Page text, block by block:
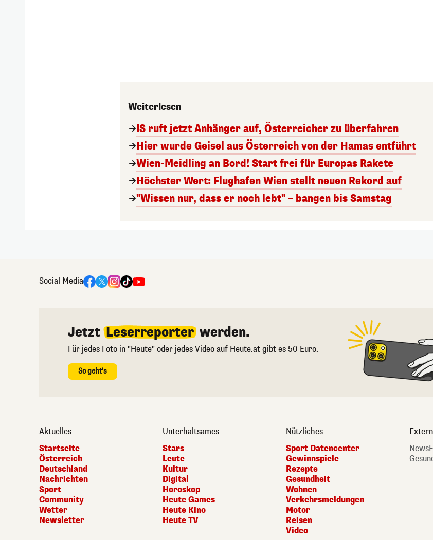
Weiterlesen
IS ruft jetzt Anhänger auf, Österreicher zu überfahren
Hier wurde Geisel aus Österreich von der Hamas entführt
Wien-Meidling an Bord! Start frei für Europas Rakete
Höchster Wert: Flughafen Wien stellt neuen Rekord auf
"Wissen nur, dass er noch lebt" – bangen bis Samstag
Social Media
Jetzt Leserreporter werden.
Für jedes Foto in "Heute" oder jedes Video auf Heute.at gibt es 50 Euro.
So geht's
Aktuelles
Startseite
Österreich
Deutschland
Nachrichten
Sport
Community
Wetter
Newsletter
Unterhaltsames
Stars
Leute
Kultur
Digital
Horoskop
Heute Games
Heute Kino
Heute TV
Nützliches
Sport Datencenter
Gewinnspiele
Rezepte
Gesundheit
Wohnen
Verkehrsmeldungen
Motor
Reisen
Video